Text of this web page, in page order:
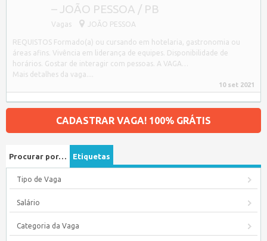
– JOÃO PESSOA / PB
Vagas JOÃO PESSOA
REQUISTOS Formado(a) ou cursando em hotelaria, gastronomia ou
áreas afins. Vivência em liderança de equipes. Disponibilidade de
horários. Gostar de interagir com pessoas. A VAGA…
Mais detalhes da vaga....
10 set 2021
CADASTRAR VAGA! 100% GRÁTIS
Procurar por… Etiquetas
Tipo de Vaga
Salário
Categoria da Vaga